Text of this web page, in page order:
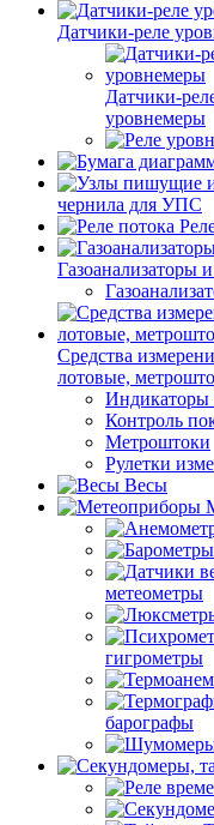
Датчики-реле
Датчики-
уровнемеры
чернила для УПС
Газоанализаторы
Средства
лотовые,
Индикаторы
Контроль
Метроштоки
Рулетки
Весы
метеометры
гигрометры
барографы